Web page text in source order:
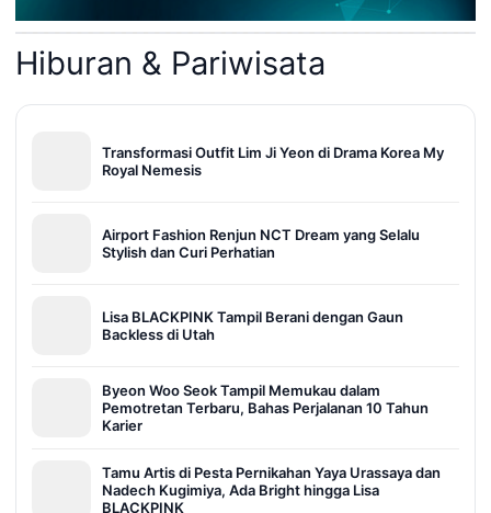
Hiburan & Pariwisata
Transformasi Outfit Lim Ji Yeon di Drama Korea My
Royal Nemesis
Airport Fashion Renjun NCT Dream yang Selalu
Stylish dan Curi Perhatian
Lisa BLACKPINK Tampil Berani dengan Gaun
Backless di Utah
Byeon Woo Seok Tampil Memukau dalam
Pemotretan Terbaru, Bahas Perjalanan 10 Tahun
Karier
Tamu Artis di Pesta Pernikahan Yaya Urassaya dan
Nadech Kugimiya, Ada Bright hingga Lisa
BLACKPINK